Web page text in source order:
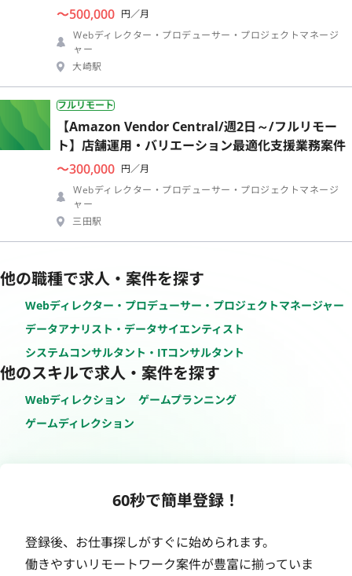
〜500,000 円／月
Webディレクター・プロデューサー・プロジェクトマネージ
ャー
大崎駅
フルリモート
【Amazon Vendor Central/週2日～/フルリモー
ト】店舗運用・バリエーション最適化支援業務案件
〜300,000 円／月
Webディレクター・プロデューサー・プロジェクトマネージ
ャー
三田駅
他の職種で求人・案件を探す
Webディレクター・プロデューサー・プロジェクトマネージャー
データアナリスト・データサイエンティスト
システムコンサルタント・ITコンサルタント
他のスキルで求人・案件を探す
Webディレクション
ゲームプランニング
ゲームディレクション
60秒で簡単登録！
登録後、お仕事探しがすぐに始められます。
働きやすいリモートワーク案件が豊富に揃っていま